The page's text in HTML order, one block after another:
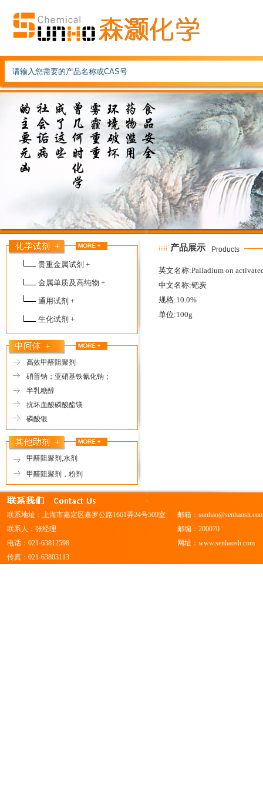
贵重金属试剂 +
金属单质及高纯物 +
通用试剂 +
生化试剂 +
高效甲醛阻聚剂
硝普钠；亚硝基铁氰化钠；
半乳糖醇
抗坏血酸磷酸酯镁
磷酸银
甲醛阻聚剂,水剂
甲醛阻聚剂，粉剂
产品展示 Products
英文名称:Palladium on
中文名称:钯炭
规格:10.0%
单位:100g
联系地址：上海市嘉定区嘉罗公路1661弄24号509室
联系人：张经理
电话：021-63812598
传真：021-63803113
邮箱：
邮编：200070
网址： www.senhaosh.com